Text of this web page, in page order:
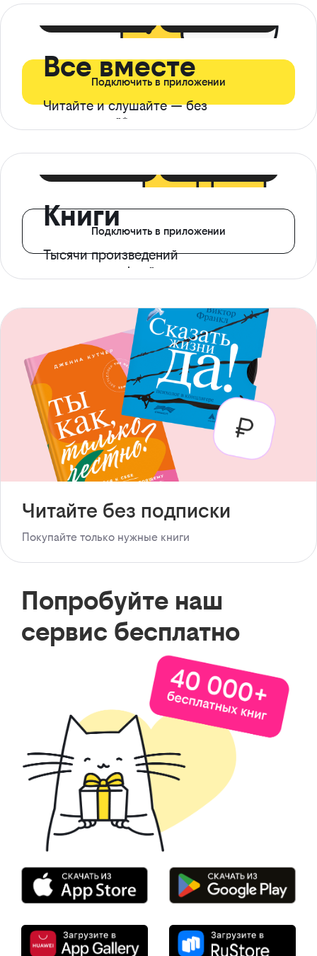
Все вместе
Читайте и слушайте — без
ограничений*
Подключить в приложении
Книги
Тысячи произведений
с доступом офлайн
Подключить в приложении
Читайте без подписки
Покупайте только нужные книги
Попробуйте наш
сервис бесплатно